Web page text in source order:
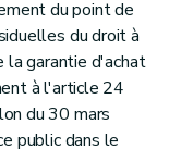
du point de
du droit à
garantie d'achat
à l'article 24
du 30 mars
public dans le